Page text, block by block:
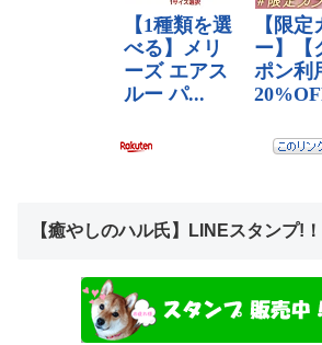
【癒やしのハル氏】LINEスタンプ!！